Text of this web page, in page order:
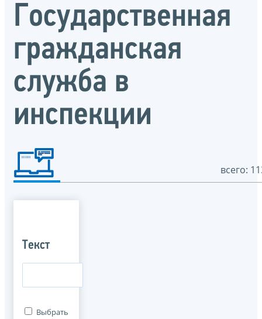
Государственная
гражданская
служба в
инспекции
всего:
Текст
Выбрать